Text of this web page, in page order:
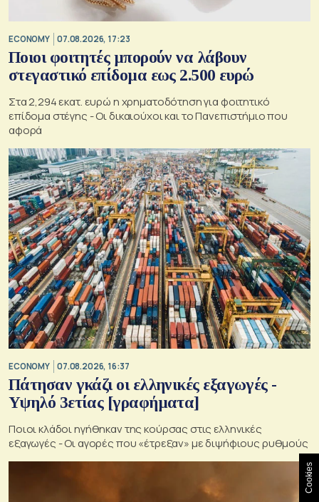
ECONOMY 07.08.2026, 17:23
Ποιοι φοιτητές μπορούν να λάβουν
στεγαστικό επίδομα εως 2.500 ευρώ
Στα 2,294 εκατ. ευρώ η χρηματοδότηση για φοιτητικό
επίδομα στέγης - Οι δικαιούχοι και το Πανεπιστήμιο που
αφορά
ECONOMY 07.08.2026, 16:37
Πάτησαν γκάζι οι ελληνικές εξαγωγές -
Υψηλό 3ετίας [γραφήματα]
Ποιοι κλάδοι ηγήθηκαν της κούρσας στις ελληνικές
εξαγωγές - Οι αγορές που «έτρεξαν» με διψήφιους ρυθμούς
Cookies